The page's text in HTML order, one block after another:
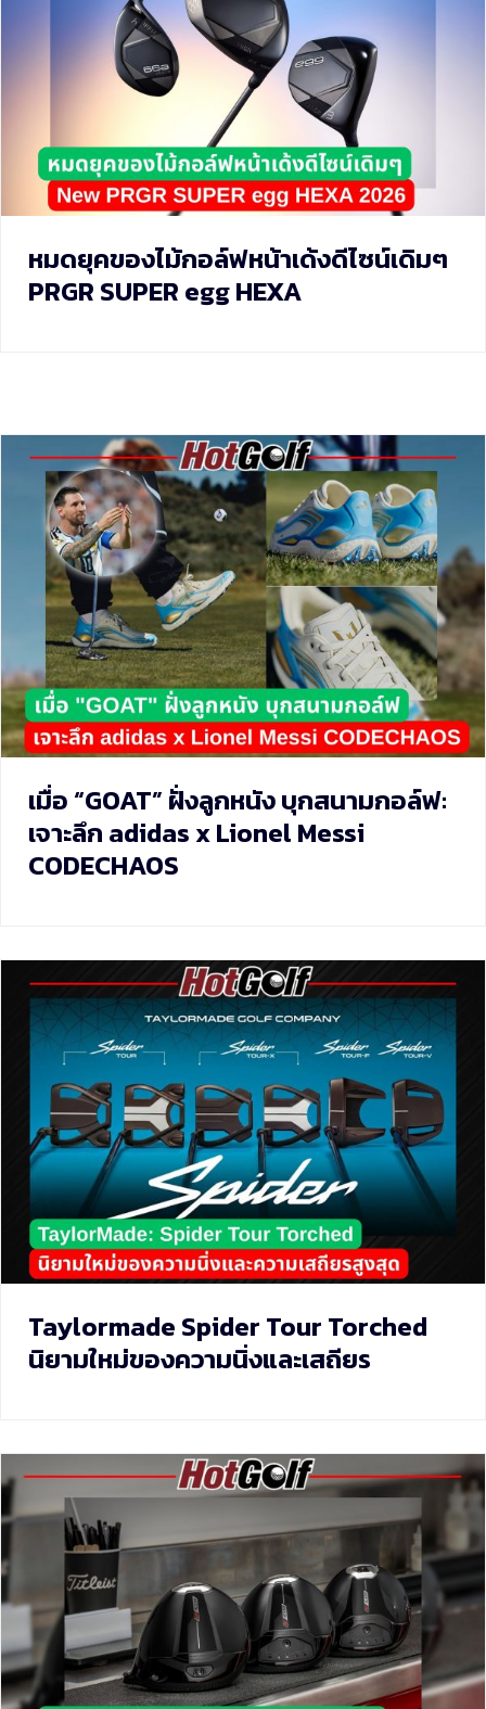
หมดยุคของไม้กอล์ฟหน้าเด้งดีไซน์เดิมๆ
PRGR SUPER egg HEXA
เมื่อ “GOAT” ฝั่งลูกหนัง บุกสนามกอล์ฟ:
เจาะลึก adidas x Lionel Messi
CODECHAOS
Taylormade Spider Tour Torched
นิยามใหม่ของความนิ่งและเสถียร